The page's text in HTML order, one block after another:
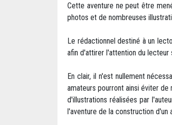
Cette aventure ne peut être
photos et de nombreuses
Le rédactionnel destiné à un
afin d'attirer l'attention du lecteur
En clair, il n'est nullement
amateurs pourront ainsi éviter
d'illustrations réalisées par
l'aventure de la construction d'un